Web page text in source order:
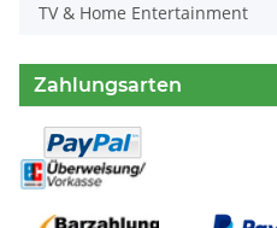
TV & Home Entertainment
Zahlungsarten